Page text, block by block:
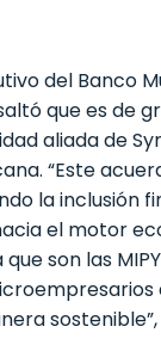
del Banco
que es de
aliada de
“Este
la inclusión
el motor
son las